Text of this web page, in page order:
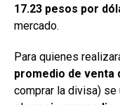
17.23 pesos por
mercado.
Para quienes
promedio de venta
comprar la divisa) se